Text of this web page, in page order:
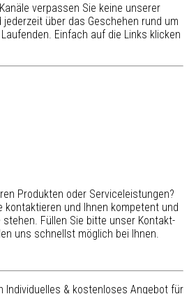
verpassen Sie keine unserer
über das Geschehen rund um
Einfach auf die Links klicken
Produkten oder Serviceleistungen?
kontaktieren und Ihnen kompetent und
Füllen Sie bitte unser Kontakt-
uns schnellst möglich bei Ihnen.
Individuelles & kostenloses Angebot für